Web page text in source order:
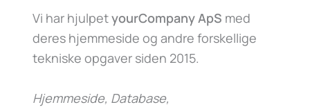
Vi har hjulpetyourCompany ApS med
deres hjemmeside og andre forskellige
tekniske opgaver siden 2015.
Hjemmeside, Database,